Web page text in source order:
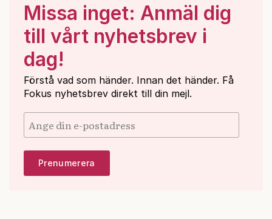
Missa inget: Anmäl dig
till vårt nyhetsbrev i
dag!
Förstå vad som händer. Innan det händer. Få
Fokus nyhetsbrev direkt till din mejl.